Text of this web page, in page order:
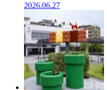
2026.06.27